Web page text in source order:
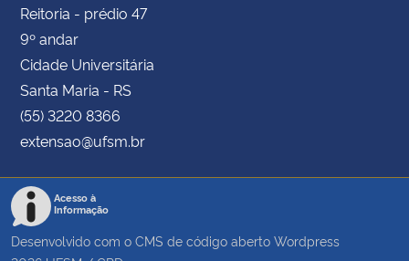
Reitoria - prédio 47
9º andar
Cidade Universitária
Santa Maria - RS
(55) 3220 8366
extensao@ufsm.br
Acesso à
Informação
Desenvolvido com o CMS de código aberto Wordpress